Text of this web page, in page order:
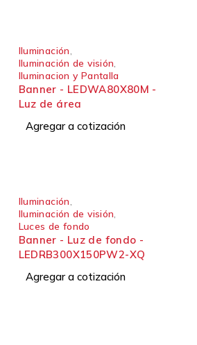
Iluminación
Iluminación de visión
Iluminacion y Pantalla
Banner - LEDWA80X80M -
Luz de área
Agregar a cotización
Iluminación
Iluminación de visión
Luces de fondo
Banner - Luz de fondo -
LEDRB300X150PW2-XQ
Agregar a cotización